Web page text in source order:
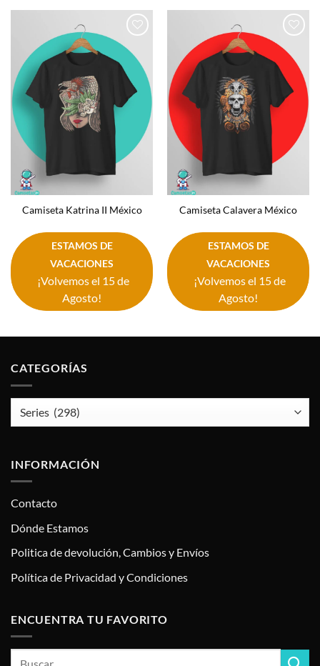
Añadir
a la
lista de
deseos
Camiseta Katrina II México
ESTAMOS DE
VACACIONES
¡Volvemos el 15 de
Agosto!
Añadir
a la
lista de
deseos
Camiseta Calavera México
ESTAMOS DE
VACACIONES
¡Volvemos el 15 de
Agosto!
CATEGORÍAS
INFORMACIÓN
Contacto
Dónde Estamos
Politica de devolución, Cambios y Envíos
Política de Privacidad y Condiciones
ENCUENTRA TU FAVORITO